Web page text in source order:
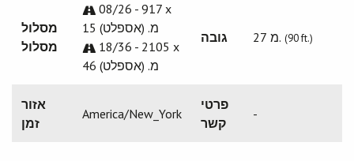
מסלול
מסלול
08/26 - 917 x
15 מ. (אספלט)
18/36 - 2105 x
46 מ. (אספלט)
גובה 27 מ. (90 ft.)
אזור
זמן
America/New_York
פרטי
קשר
-